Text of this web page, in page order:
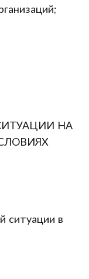
НА
ситуации в